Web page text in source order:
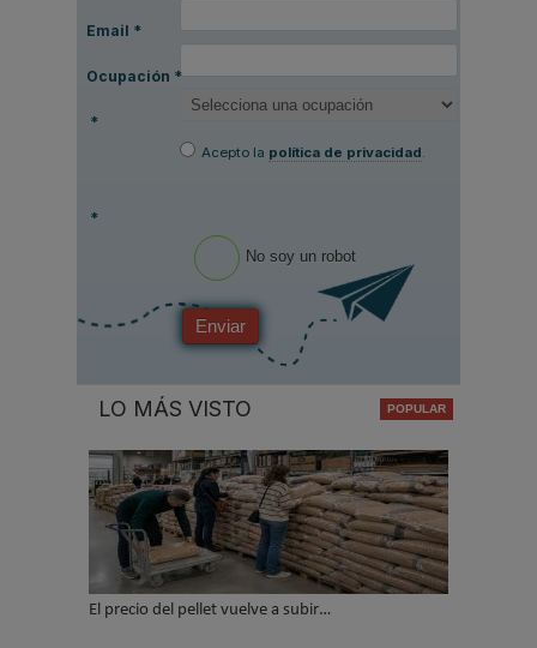
Email *
Ocupación *
*
Acepto la política de privacidad
*
No soy un robot
Enviar
LO MÁS VISTO
El precio del pellet vuelve a subir…